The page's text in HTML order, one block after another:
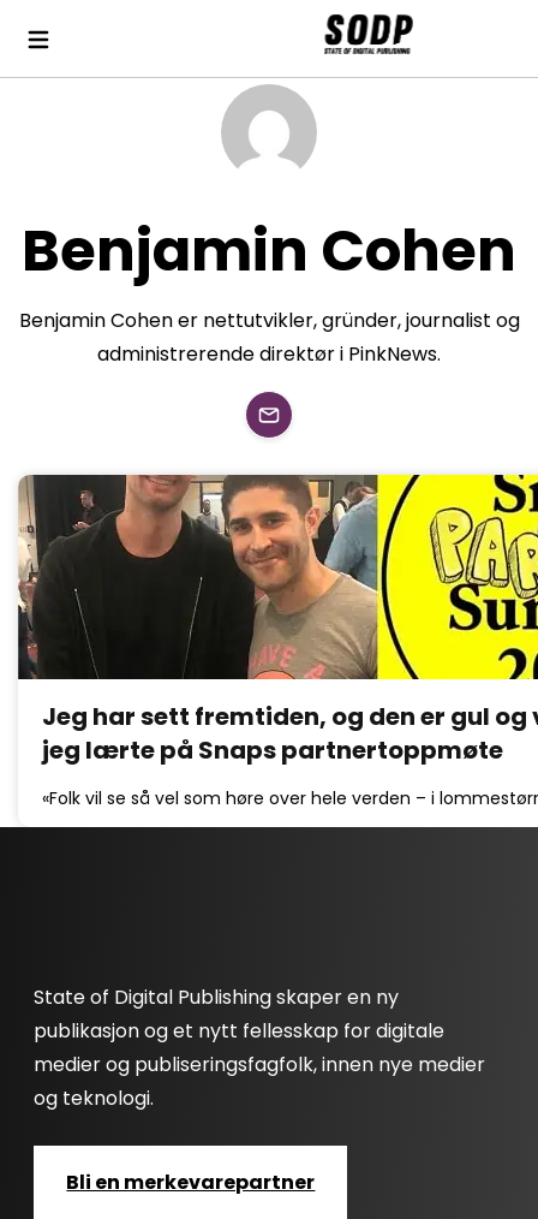
Benjamin Cohen
Benjamin Cohen er nettutvikler, gründer, journalist og
administrerende direktør i PinkNews.
Jeg har sett fremtiden, og den er gul og
jeg lærte på Snaps partnertoppmøte
«Folk vil se så vel som høre over hele verden – i
State of Digital Publishing skaper en ny
publikasjon og et nytt fellesskap for digitale
medier og publiseringsfagfolk, innen nye medier
og teknologi.
Bli en merkevarepartner